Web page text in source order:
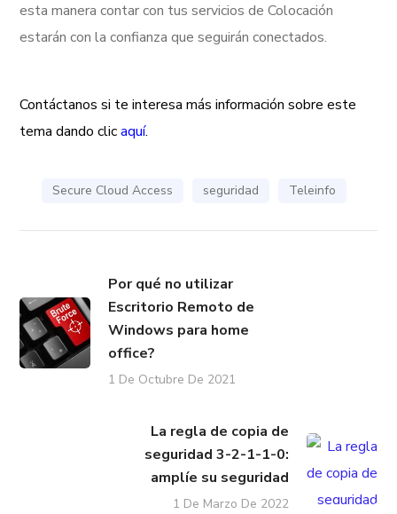
esta manera contar con tus servicios de Colocación
estarán con la confianza que seguirán conectados.
Contáctanos si te interesa más información sobre este
tema dando clicaquí.
Secure Cloud Access seguridad Teleinfo
Por qué no utilizar
Escritorio Remoto de
Windows para home
office?
1 De Octubre De 2021
La regla de copia de
seguridad 3-2-1-1-0:
amplíe su seguridad
1 De Marzo De 2022